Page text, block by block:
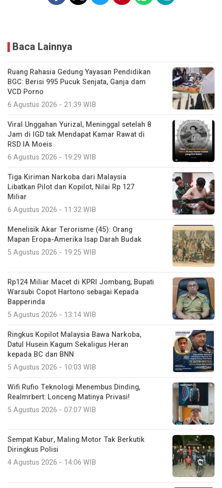
Baca Lainnya
Ruang Rahasia Gedung Yayasan Pendidikan
BGC: Berisi 995 Pucuk Senjata, Ganja dam
VCD Porno
6 Agustus 2026 - 21:39 WIB
Viral Unggahan Yurizal, Meninggal setelah 8
Jam di IGD tak Mendapat Kamar Rawat di
RSD IA Moeis
6 Agustus 2026 - 19:29 WIB
Tiga Kiriman Narkoba dari Malaysia
Libatkan Pilot dan Kopilot, Nilai Rp 127
Miliar
6 Agustus 2026 - 11:32 WIB
Menelisik Akar Terorisme (45): Orang
Mapan Eropa-Amerika Isap Darah Budak
5 Agustus 2026 - 19:25 WIB
Rp124 Miliar Macet di KPRI Jombang, Bupati
Warsubi Copot Hartono sebagai Kepada
Bapperinda
5 Agustus 2026 - 13:14 WIB
Ringkus Kopilot Malaysia Bawa Narkoba,
Datul Husein Kagum Sekaligus Heran
kepada BC dan BNN
5 Agustus 2026 - 10:03 WIB
Wifi Rufio Teknologi Menembus Dinding,
Realmrbert: Lonceng Matinya Privasi!
5 Agustus 2026 - 07:07 WIB
Sempat Kabur, Maling Motor Tak Berkutik
Diringkus Polisi
4 Agustus 2026 - 14:06 WIB